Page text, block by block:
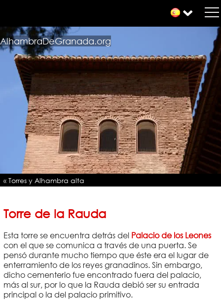
AlhambraDeGranada.org
« Torres y Alhambra alta
Torre de la Rauda
Esta torre se encuentra detrás del Palacio de los Leones
con el que se comunica a través de una puerta. Se
pensó durante mucho tiempo que éste era el lugar de
enterramiento de los reyes granadinos. Sin embargo,
dicho cementerio fue encontrado fuera del palacio,
más al sur, por lo que la Rauda debió ser su entrada
principal o la del palacio primitivo.